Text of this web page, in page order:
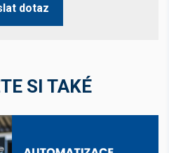
dotaz
SI TAKÉ